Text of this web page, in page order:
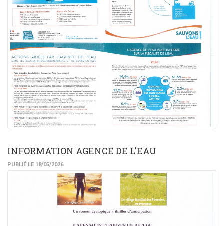
INFORMATION AGENCE DE L'EAU
PUBLIÉ LE 18/05/2026